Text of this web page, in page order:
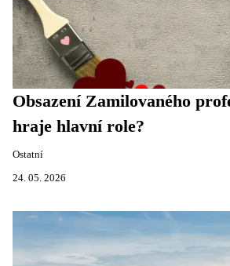
Obsazení Zamilovaného
hraje hlavní role?
Ostatní
24. 05. 2026